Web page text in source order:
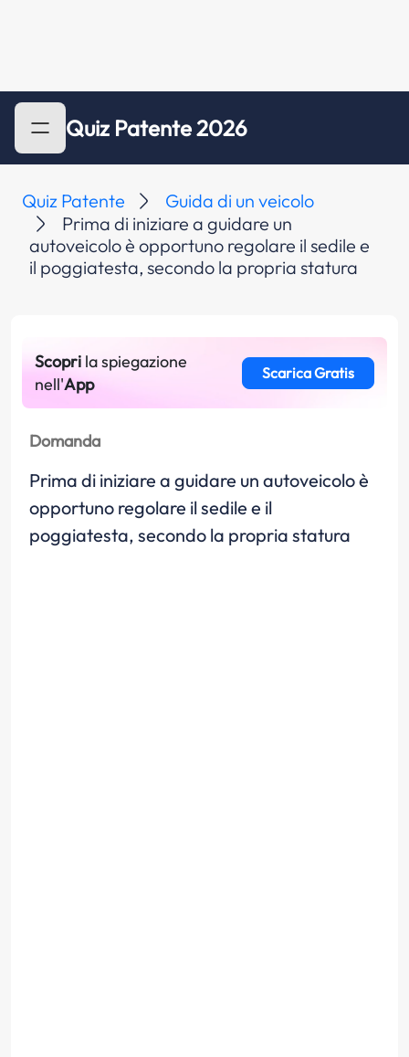
Quiz Patente 2026
Quiz Patente
Guida di un veicolo
Prima di iniziare a guidare un
autoveicolo è opportuno regolare il sedile e
il poggiatesta, secondo la propria statura
Scopri la spiegazione
nell'App
Scarica Gratis
Domanda
Prima di iniziare a guidare un autoveicolo è
opportuno regolare il sedile e il
poggiatesta, secondo la propria statura